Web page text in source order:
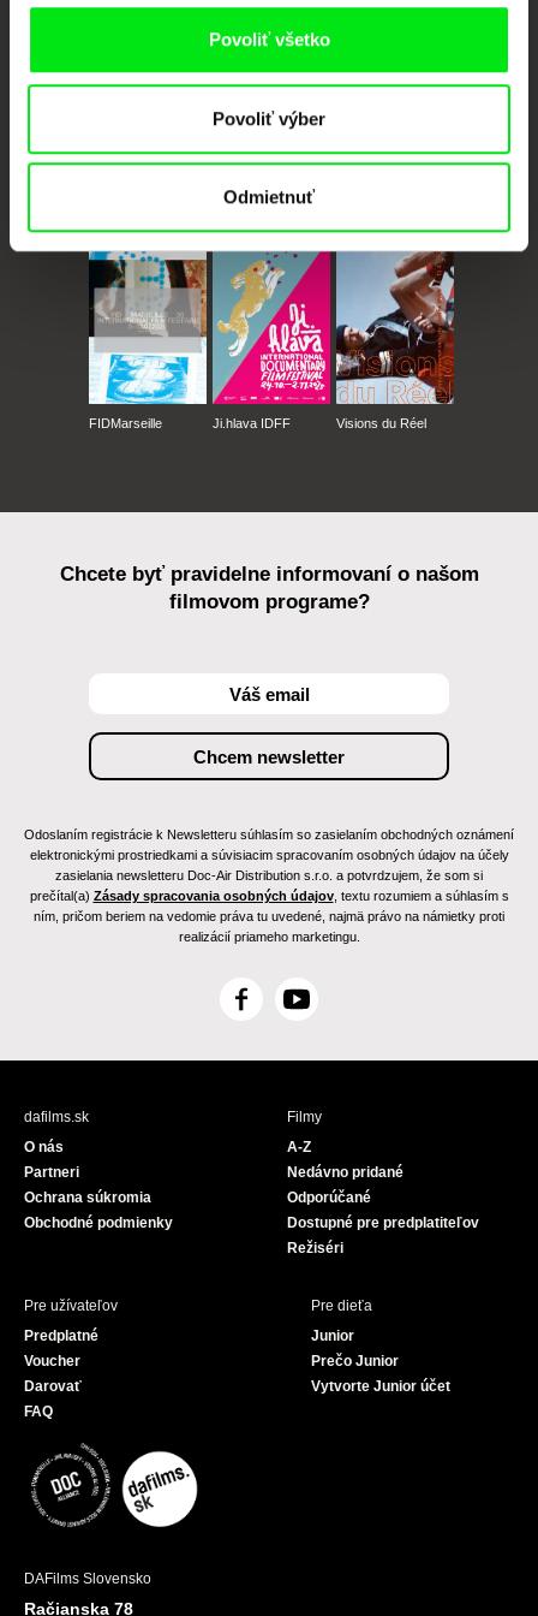
Povoliť všetko
Povoliť výber
OdmietnuťMillennium Docs
FIDMarseille Ji.hlava IDFF Visions du Réel
Chcete byť pravidelne informovaní o našom
filmovom programe?
Odoslaním registrácie k Newsletteru súhlasím so zasielaním obchodných oznámení
elektronickými prostriedkami a súvisiacim spracovaním osobných údajov na účely
zasielania newsletteru Doc-Air Distribution s.r.o. a potvrdzujem, že som si
prečítal(a) Zásady spracovania osobných údajov, textu rozumiem a súhlasím s
ním, pričom beriem na vedomie práva tu uvedené, najmä právo na námietky proti
realizácií priameho marketingu.
F
c
Y
u
e
dafilms.sk
O nás
Partneri
Ochrana súkromia
Obchodné podmienky
Filmy
A-Z
Nedávno pridané
Odporúčané
Dostupné pre predplatiteľov
Režiséri
Pre užívateľov
Predplatné
Voucher
Darovať
FAQ
Pre dieťa
Junior
Prečo Junior
Vytvorte Junior účet
DAFilms Slovensko
Račianska 78